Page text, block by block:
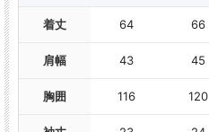
着丈 64 66
肩幅 43 45
胸囲 116 120